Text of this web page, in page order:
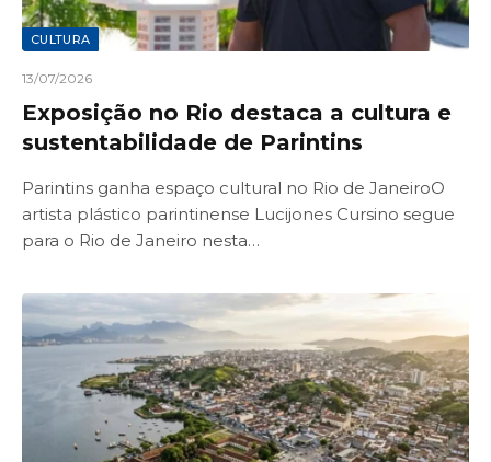
CULTURA
13/07/2026
Exposição no Rio destaca a cultura e
sustentabilidade de Parintins
Parintins ganha espaço cultural no Rio de JaneiroO
artista plástico parintinense Lucijones Cursino segue
para o Rio de Janeiro nesta…